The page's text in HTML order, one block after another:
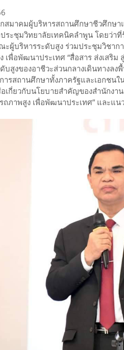
มาคมผู้บริหารสถานศึกษาชีวศึกษา
ระชุมวิทยาลัยเทคนิคลำพูน โดยว่า
ะผู้บริหารระดับสูง ร่วมประชุมวิชา
เพื่อพัฒนาประเทศ “สื่อสาร ส่งเสริ
สูงของอาชีวะส่วนกลางเดินทางล
ารสถานศึกษาทั้งภาครัฐและเอกชน
เกี่ยวกับนโยบายสำคัญของสำนักง
ถภาพสูง เพื่อพัฒนาประเทศ” และแ